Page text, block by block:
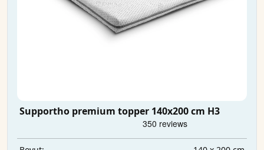
Supportho premium topper 140x200 cm H3